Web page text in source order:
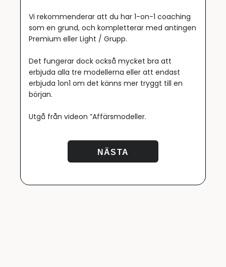
Vi rekommenderar att du har 1-on-1 coaching
som en grund, och kompletterar med antingen
Premium eller Light / Grupp.
Det fungerar dock också mycket bra att
erbjuda alla tre modellerna eller att endast
erbjuda 1on1 om det känns mer tryggt till en
början.
Utgå från videon ”Affärsmodeller.